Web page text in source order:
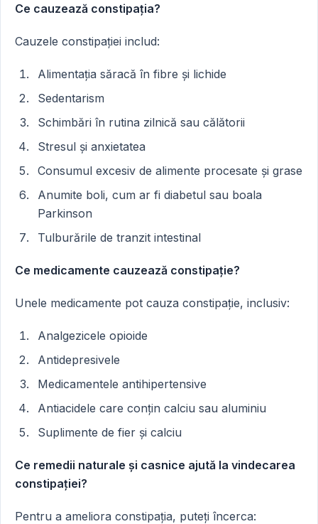
Ce cauzează constipația?
Cauzele constipației includ:
Alimentația săracă în fibre și lichide
Sedentarism
Schimbări în rutina zilnică sau călătorii
Stresul și anxietatea
Consumul excesiv de alimente procesate și grase
Anumite boli, cum ar fi diabetul sau boala
Parkinson
Tulburările de tranzit intestinal
Ce medicamente cauzează constipație?
Unele medicamente pot cauza constipație, inclusiv:
Analgezicele opioide
Antidepresivele
Medicamentele antihipertensive
Antiacidele care conțin calciu sau aluminiu
Suplimente de fier și calciu
Ce remedii naturale și casnice ajută la vindecarea
constipației?
Pentru a ameliora constipația, puteți încerca: